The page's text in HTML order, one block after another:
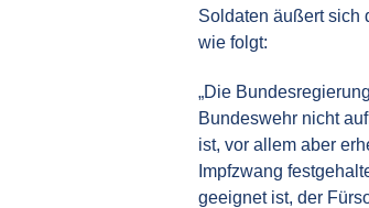
Soldaten äußert sich
wie folgt:
„Die
Bundeswehr nicht
ist, vor allem aber
Impfzwang
geeignet ist, der